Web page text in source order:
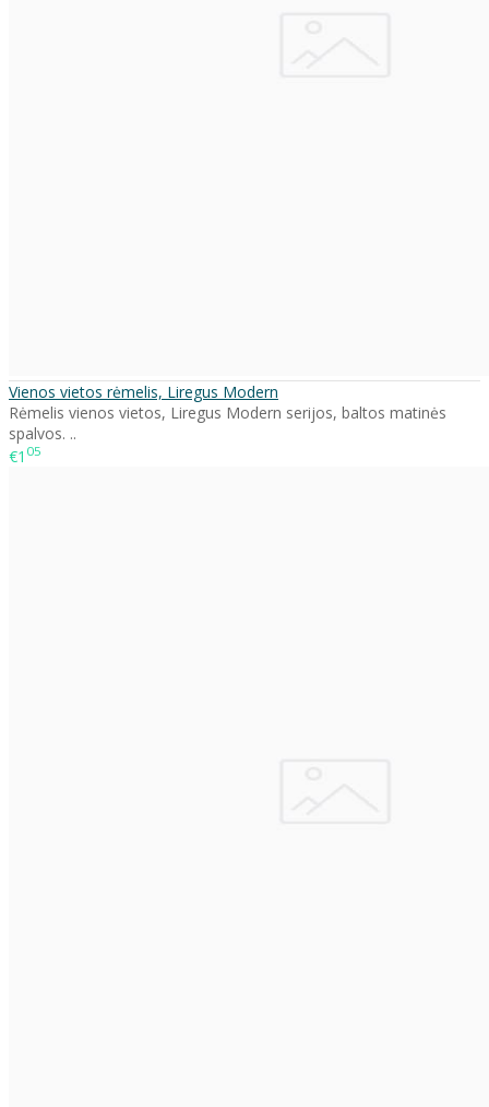
Vienos vietos rėmelis, Liregus Modern
Rėmelis vienos vietos, Liregus Modern serijos, baltos matinės
spalvos. ..
€1 05